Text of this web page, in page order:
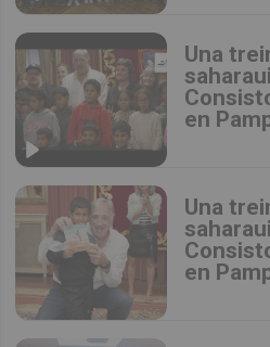
Una
en
Una
en